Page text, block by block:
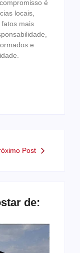
é
locais,
mais
e
Post
de: